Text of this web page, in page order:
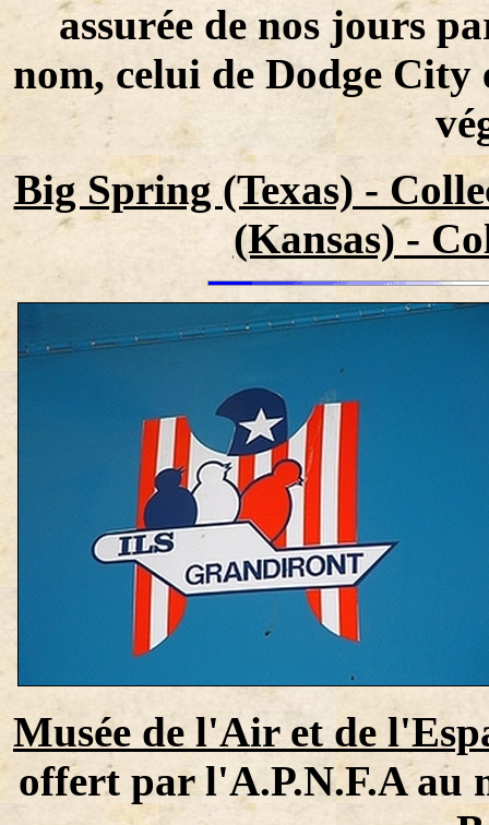
assurée de nos jours
nom, celui de Dodge
Big Spring (Texas) -
(Kansas) -
Musée de l'Air et de
offert par l'A.P.N.F.A au